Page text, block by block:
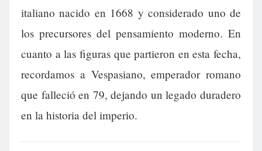
italiano nacido en 1668 y considerado uno de
los precursores del pensamiento moderno. En
cuanto a las figuras que partieron en esta fecha,
recordamos a Vespasiano, emperador romano
que falleció en 79, dejando un legado duradero
en la historia del imperio.